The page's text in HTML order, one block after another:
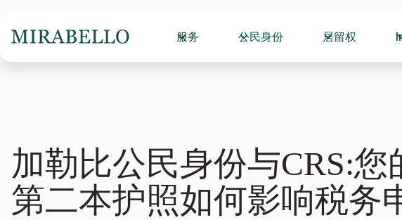
服务 公民身份 居留权
加勒比公民身份与CRS:您
第二本护照如何影响税务